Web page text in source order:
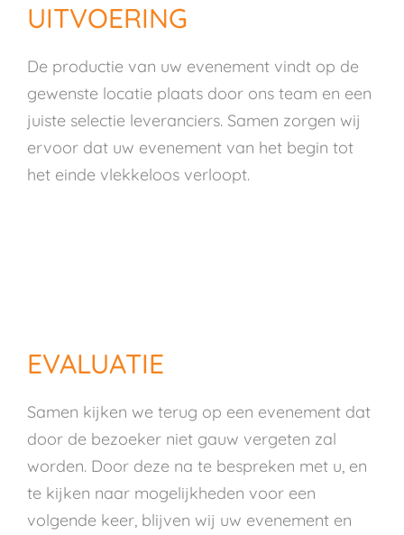
UITVOERING
De productie van uw evenement vindt op de
gewenste locatie plaats door ons team en een
juiste selectie leveranciers. Samen zorgen wij
ervoor dat uw evenement van het begin tot
het einde vlekkeloos verloopt.
EVALUATIE
Samen kijken we terug op een evenement dat
door de bezoeker niet gauw vergeten zal
worden. Door deze na te bespreken met u, en
te kijken naar mogelijkheden voor een
volgende keer, blijven wij uw evenement en